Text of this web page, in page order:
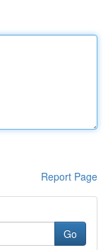
Report Page
Go